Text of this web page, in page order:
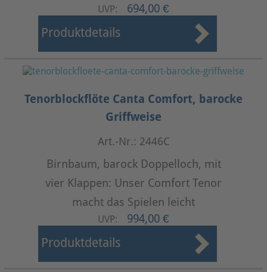
UVP: 694,00 €
Produktdetails
Tenorblockflöte Canta Comfort, barocke
Griffweise
Art.-Nr.: 2446C
Birnbaum, barock Doppelloch, mit
vier Klappen: Unser Comfort Tenor
macht das Spielen leicht
UVP: 994,00 €
Produktdetails